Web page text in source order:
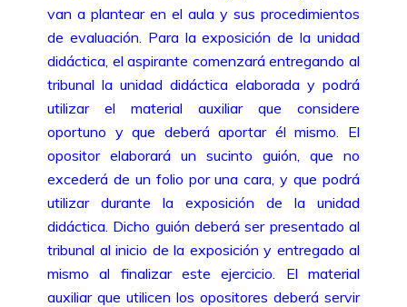
van a plantear en el aula y sus procedimientos
de evaluación. Para la exposición de la unidad
didáctica, el aspirante comenzará entregando al
tribunal la unidad didáctica elaborada y podrá
utilizar el material auxiliar que considere
oportuno y que deberá aportar él mismo. El
opositor elaborará un sucinto guión, que no
excederá de un folio por una cara, y que podrá
utilizar durante la exposición de la unidad
didáctica. Dicho guión deberá ser presentado al
tribunal al inicio de la exposición y entregado al
mismo al finalizar este ejercicio. El material
auxiliar que utilicen los opositores deberá servir